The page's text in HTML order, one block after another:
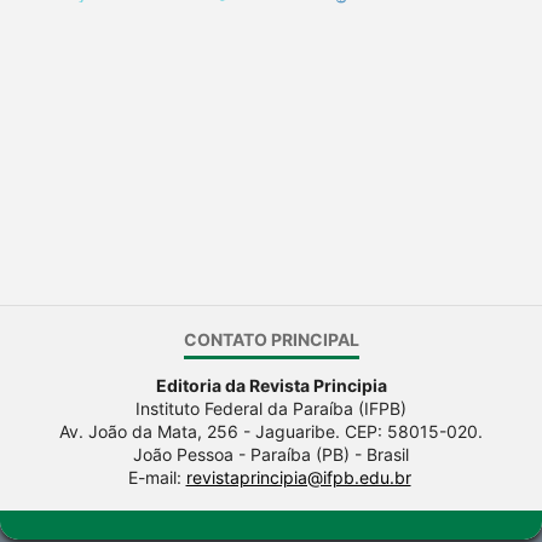
CONTATO PRINCIPAL
Editoria da Revista Principia
Instituto Federal da Paraíba (IFPB)
Av. João da Mata, 256 - Jaguaribe. CEP: 58015-020.
João Pessoa - Paraíba (PB) - Brasil
E-mail: revistaprincipia@ifpb.edu.br